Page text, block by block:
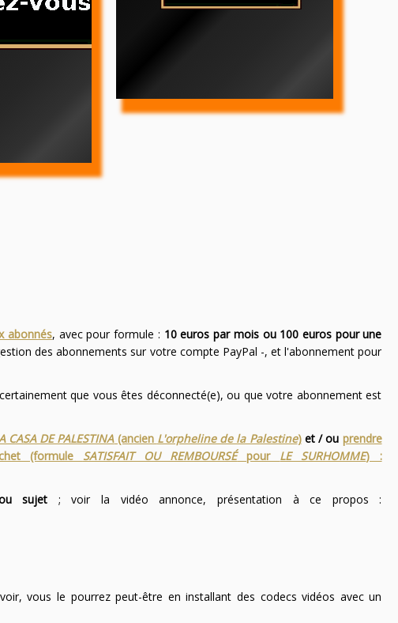
abonnés, avec pour formule : 10 euros par mois ou 100 euros pour une
des abonnements sur votre compte PayPal -, et l'abonnement pour
que vous êtes déconnecté(e), ou que votre abonnement est
CASA DE PALESTINA(ancien L'orpheline de la Palestine)et / ou prendre
(formule SATISFAIT OU REMBOURSÉpour LE SURHOMME) :
sujet ; voir la vidéo annonce, présentation à ce propos :
vous le pourrez peut-être en installant des codecs vidéos avec un